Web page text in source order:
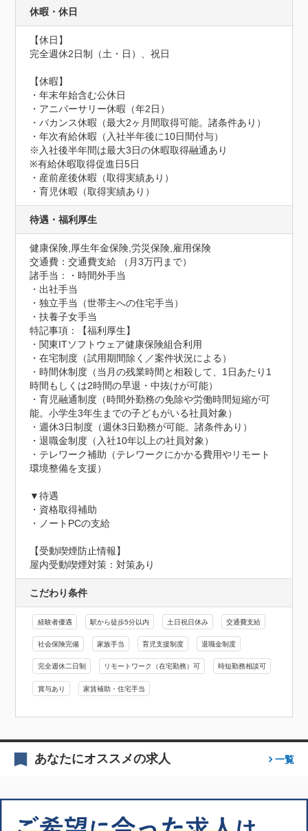
休暇・休日
【休日】
完全週休2日制（土・日）、祝日
【休暇】
・年末年始含む公休日
・アニバーサリー休暇（年2日）
・バカンス休暇（最大2ヶ月間取得可能。諸条件あり）
・年次有給休暇（入社半年後に10日間付与）
※入社後半年間は最大3日の休暇取得融通あり
※有給休暇取得促進日5日
・産前産後休暇（取得実績あり）
・育児休暇（取得実績あり）
待遇・福利厚生
健康保険,厚生年金保険,労災保険,雇用保険
交通費：交通費支給 （月3万円まで）
諸手当：・時間外手当
・出社手当
・独立手当（世帯主への住宅手当）
・扶養子女手当
特記事項：【福利厚生】
・関東ITソフトウェア健康保険組合利用
・在宅制度（試用期間除く／案件状況による）
・時間休制度（当月の残業時間と相殺して、1日あたり1
時間もしくは2時間の早退・中抜けが可能）
・育児融通制度（時間外勤務の免除や労働時間短縮が可
能。小学生3年生までの子どもがいる社員対象）
・週休3日制度（週休3日勤務が可能。諸条件あり）
・退職金制度（入社10年以上の社員対象）
・テレワーク補助（テレワークにかかる費用やリモート
環境整備を支援）
▼待遇
・資格取得補助
・ノートPCの支給
【受動喫煙防止情報】
屋内受動喫煙対策：対策あり
こだわり条件
経験者優遇 駅から徒歩5分以内 土日祝日休み 交通費支給
社会保険完備 家族手当 育児支援制度 退職金制度
完全週休二日制 リモートワーク（在宅勤務）可 時短勤務相談可
賞与あり 家賃補助・住宅手当
あなたにオススメの求人 一覧